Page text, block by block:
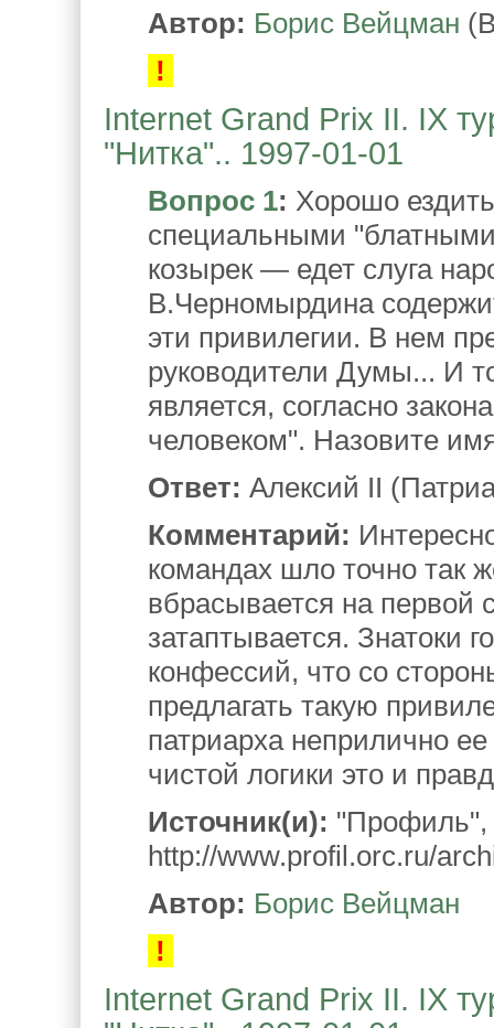
Автор: Борис Вейцман
!
Internet Grand Prix II. IX
"Нитка".. 1997-01-01
Вопрос 1: Хорошо
специальными
козырек — едет слуга
В.Черномырдина
эти привилегии. В нем
руководители Думы... И
является, согласно
человеком". Назовите
Ответ: Алексий II
Комментарий:
командах шло точно так
вбрасывается на первой
затаптывается. Знатоки
конфессий, что со
предлагать такую
патриарха неприлично
чистой логики это и
Источник(и): "Профиль",
http://www.profil.orc.ru/
Автор: Борис Вейцман
!
Internet Grand Prix II. IX